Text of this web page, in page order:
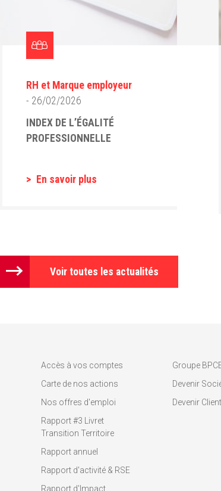
RH et Marque employeur
- 26/02/2026
INDEX DE L’ÉGALITÉ
PROFESSIONNELLE
En savoir plus
Voir toutes les actualités
Accès à vos comptes
Carte de nos actions
Nos offres d'emploi
Rapport #3 Livret
Transition Territoire
Rapport annuel
Rapport d'activité & RSE
Rapport d'Impact
Groupe
Devenir
Devenir Client